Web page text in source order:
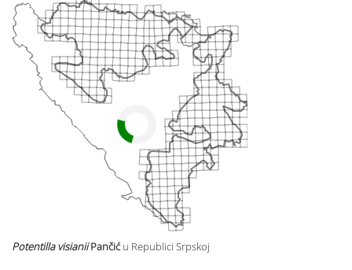
Potentilla visianiiPančić u Republici Srpskoj